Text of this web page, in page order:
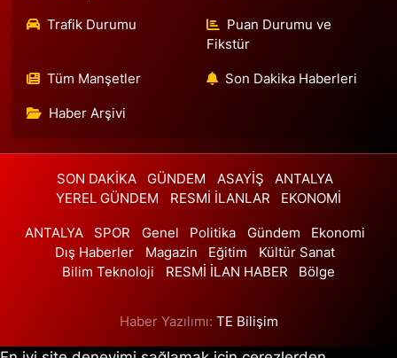
Trafik Durumu
Puan Durumu ve
Fikstür
Tüm Manşetler Son Dakika Haberleri
Haber Arşivi
SON DAKİKA GÜNDEM ASAYİŞ
ANTALYA
YEREL GÜNDEM
RESMİ İLANLAR EKONOMİ
ANTALYA SPOR Genel Politika Gündem
Ekonomi
Dış Haberler
Magazin Eğitim
Kültür Sanat
Bilim Teknoloji
RESMİ İLAN HABER Bölge
Haber Yazılımı: TE Bilişim